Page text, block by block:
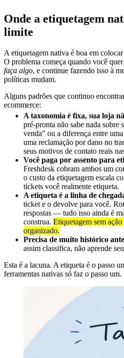
Onde a etiquetagem
limite
A etiquetagem nativa é boa em
O problema começa quando você
faça algo, e continue fazendo isso à
políticas mudam.
Alguns padrões que continuo
ecommerce:
A taxonomia é fixa, sua loja
pré-pronta não sabe nada sobre
venda" ou a diferença entre
uma reclamação por dano no
seus motivos de contato reais
Você paga por assento para
Freshdesk cobram ambos um
o custo da etiquetagem escala
tickets você realmente etiqueta.
A etiqueta é a linha de
ticket e o devolve para você.
respostas — tudo isso ainda é
construa. Etiquetagem sem
organizado.
Precisa de muito histórico
assim classifica, não aprende
Esta é a lacuna. A etiqueta é o passo
ferramentas nativas só faz o passo um.